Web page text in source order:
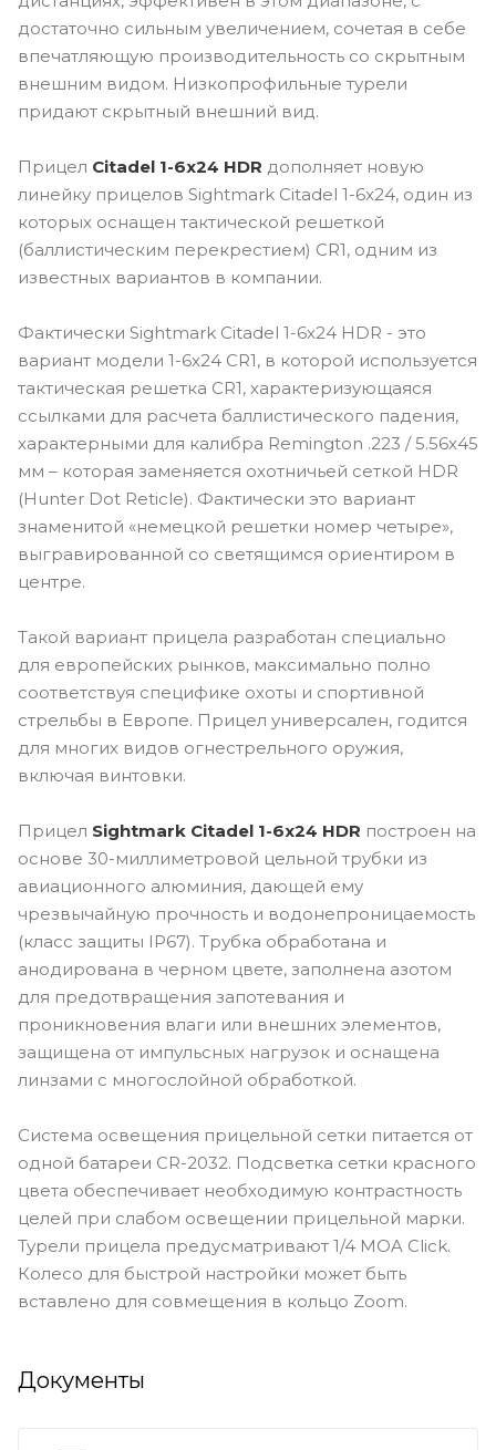
достаточно сильным увеличением, сочетая в себе
впечатляющую производительность со скрытным
внешним видом. Низкопрофильные турели
придают скрытный внешний вид.
Прицел Citadel 1-6x24 HDR дополняет новую
линейку прицелов Sightmark Citadel 1-6x24, один из
которых оснащен тактической решеткой
(баллистическим перекрестием) CR1, одним из
известных вариантов в компании.
Фактически Sightmark Citadel 1-6x24 HDR - это
вариант модели 1-6x24 CR1, в которой используется
тактическая решетка CR1, характеризующаяся
ссылками для расчета баллистического падения,
характерными для калибра Remington .223 / 5.56x45
мм – которая заменяется охотничьей сеткой HDR
(Hunter Dot Reticle). Фактически это вариант
знаменитой «немецкой решетки номер четыре»,
выгравированной со светящимся ориентиром в
центре.
Такой вариант прицела разработан специально
для европейских рынков, максимально полно
соответствуя специфике охоты и спортивной
стрельбы в Европе. Прицел универсален, годится
для многих видов огнестрельного оружия,
включая винтовки.
Прицел Sightmark Citadel 1-6x24 HDR построен на
основе 30-миллиметровой цельной трубки из
авиационного алюминия, дающей ему
чрезвычайную прочность и водонепроницаемость
(класс защиты IP67). Трубка обработана и
анодирована в черном цвете, заполнена азотом
для предотвращения запотевания и
проникновения влаги или внешних элементов,
защищена от импульсных нагрузок и оснащена
линзами с многослойной обработкой.
Система освещения прицельной сетки питается от
одной батареи CR-2032. Подсветка сетки красного
цвета обеспечивает необходимую контрастность
целей при слабом освещении прицельной марки.
Турели прицела предусматривают 1/4 MOA Click.
Колесо для быстрой настройки может быть
вставлено для совмещения в кольцо Zoom.
Документы